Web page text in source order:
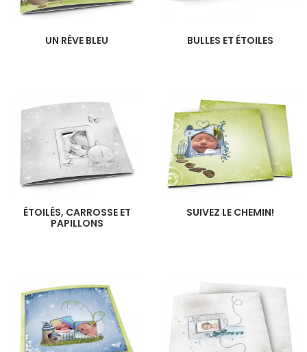
UN RÊVE BLEU BULLES ET ÉTOILES
ÉTOILÉS, CARROSSE ET
PAPILLONS
SUIVEZ LE CHEMIN!